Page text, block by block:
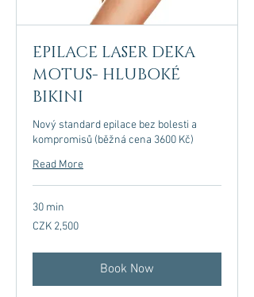
EPILACE LASER DEKA
MOTUS- HLUBOKÉ
BIKINI
Nový standard epilace bez bolesti a
kompromisů (běžná cena 3600 Kč)
Read More
30 min
2,500
Czech
CZK 2,500
Book Now